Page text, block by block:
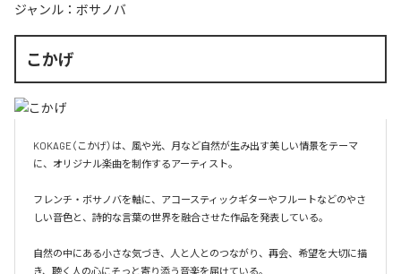
ジャンル： ボサノバ
こかげ
KOKAGE（こかげ）は、風や光、月など自然が生み出す美しい情景をテーマ
に、オリジナル楽曲を制作するアーティスト。
フレンチ・ボサノバを軸に、アコースティックギターやフルートなどのやさ
しい音色と、詩的な言葉の世界を融合させた作品を発表している。
自然の中にある小さな気づき、人と人とのつながり、再会、希望を大切に描
き、聴く人の心にそっと寄り添う音楽を届けている。